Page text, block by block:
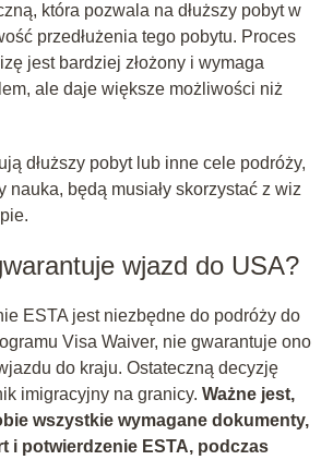
która pozwala na dłuższy pobyt w
przedłużenia tego pobytu. Proces
jest bardziej złożony i wymaga
ale daje większe możliwości niż
dłuższy pobyt lub inne cele podróży,
nauka, będą musiały skorzystać z wiz
wjazd do USA?
ESTA jest niezbędne do podróży do
Visa Waiver, nie gwarantuje ono
do kraju. Ostateczną decyzję
imigracyjny na granicy. Ważne jest,
wszystkie wymagane dokumenty,
i potwierdzenie ESTA, podczas